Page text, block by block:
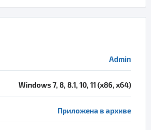
Admin
Windows 7, 8, 8.1, 10, 11 (x86, x64)
Приложена в архиве